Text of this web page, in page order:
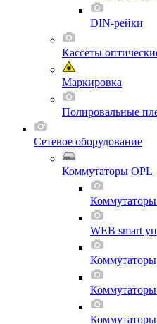
DIN-рейки
Кассеты
Маркировка
Полировальные
Сетевое оборудование
Коммутаторы OPL
WEB smart